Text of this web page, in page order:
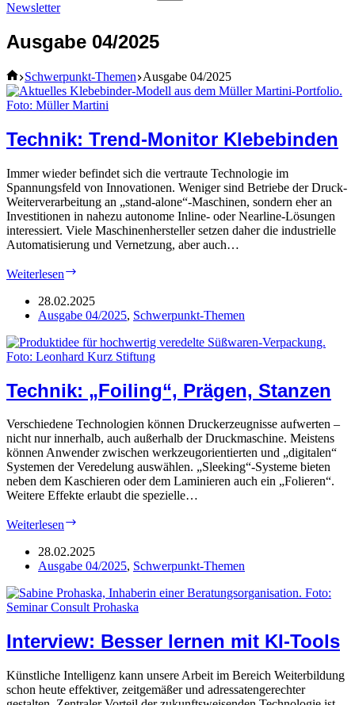
Newsletter
Ausgabe 04/2025
Home
Schwerpunkt-Themen Ausgabe 04/2025
Technik: Trend-Monitor Klebebinden
Immer wieder befindet sich die vertraute Technologie im
Spannungsfeld von Innovationen. Weniger sind Betriebe der Druck-
Weiterverarbeitung an „stand-alone“-Maschinen, sondern eher an
Investitionen in nahezu autonome Inline- oder Nearline-Lösungen
interessiert. Viele Maschinenhersteller setzen daher die industrielle
Automatisierung und Vernetzung, aber auch…
Weiterlesen
Monitor
Klebebinden
28.02.2025
Ausgabe 04/2025, Schwerpunkt-Themen
Technik: „Foiling“, Prägen, Stanzen
Verschiedene Technologien können Druckerzeugnisse aufwerten –
nicht nur innerhalb, auch außerhalb der Druckmaschine. Meistens
können Anwender zwischen werkzeugorientierten und „digitalen“
Systemen der Veredelung auswählen. „Sleeking“-Systeme bieten
neben dem Kaschieren oder dem Laminieren auch ein „Folieren“.
Weitere Effekte erlaubt die spezielle…
Weiterlesen
Prägen,
Stanzen
28.02.2025
Ausgabe 04/2025, Schwerpunkt-Themen
Interview: Besser lernen mit KI-Tools
Künstliche Intelligenz kann unsere Arbeit im Bereich Weiterbildung
schon heute effektiver, zeitgemäßer und adressatengerechter